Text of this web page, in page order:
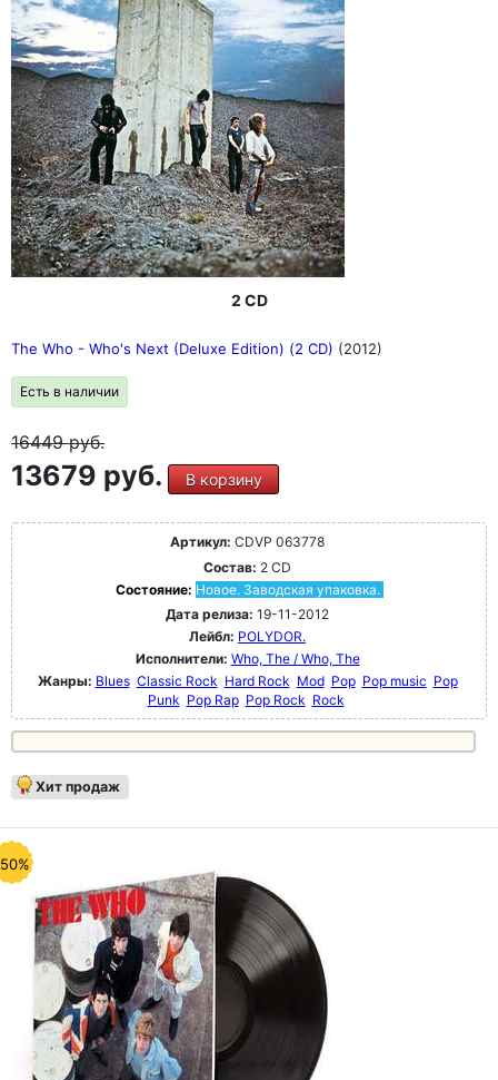
2 CD
The Who - Who's Next (Deluxe Edition) (2 CD) (2012)
Есть в наличии
16449руб.
13679 руб. В корзину
Артикул: CDVP 063778
Состав: 2 CD
Состояние: Новое. Заводская упаковка.
Дата релиза: 19-11-2012
Лейбл: POLYDOR.
Исполнители: Who, The / Who, The
Жанры: Blues Classic Rock Hard Rock Mod Pop Pop music Pop
Punk Pop Rap Pop Rock Rock
Хит продаж